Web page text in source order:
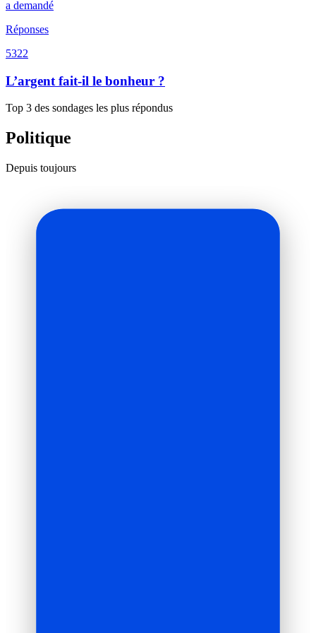
a demandé
Réponses
5322
L’argent fait-il le bonheur ?
Top 3 des sondages les plus répondus
Politique
Depuis toujours